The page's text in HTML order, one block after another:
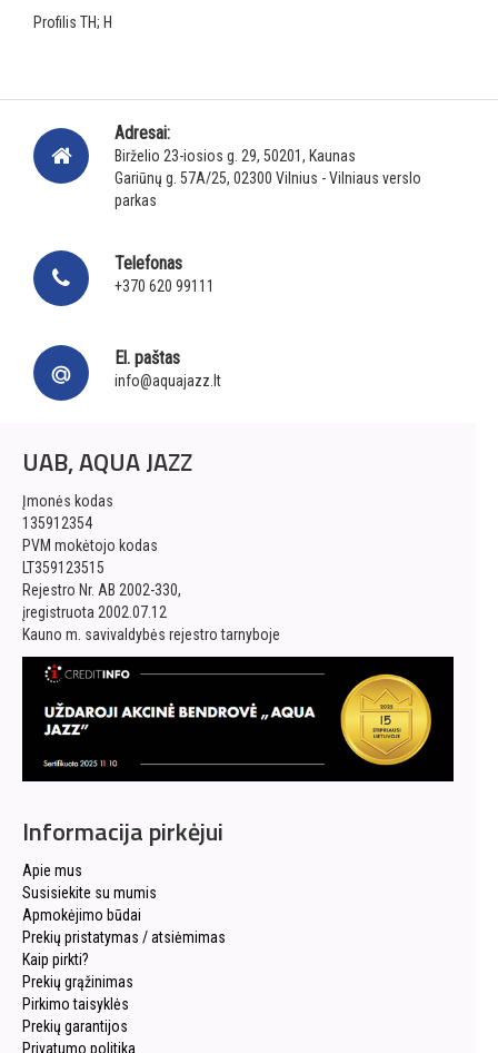
Profilis TH; H
Adresai:
Birželio 23-iosios g. 29, 50201, Kaunas
Gariūnų g. 57A/25, 02300 Vilnius - Vilniaus verslo
parkas
Telefonas
+370 620 99111
El. paštas
info@aquajazz.lt
UAB, AQUA JAZZ
Įmonės kodas
135912354
PVM mokėtojo kodas
LT359123515
Rejestro Nr. AB 2002-330,
įregistruota 2002.07.12
Kauno m. savivaldybės rejestro tarnyboje
Informacija pirkėjui
Apie mus
Susisiekite su mumis
Apmokėjimo būdai
Prekių pristatymas / atsiėmimas
Kaip pirkti?
Prekių grąžinimas
Pirkimo taisyklės
Prekių garantijos
Privatumo politika